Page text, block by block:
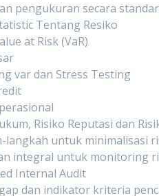
pengukuran secara
Tentang Resiko
at Risk (VaR)
var dan Stress Testing
Risiko Reputasi dan
langkah untuk minimalisasi
integral untuk monitoring
Internal Audit
dan indikator kriteria